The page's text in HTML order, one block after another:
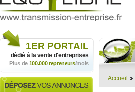
1ER PORTAIL
dédié à la vente d'entreprises
Plus de 100.000 repreneurs/mois
Accueil